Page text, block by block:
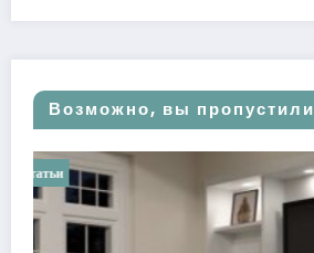
Возможно, вы пропустили
Полезные статьи